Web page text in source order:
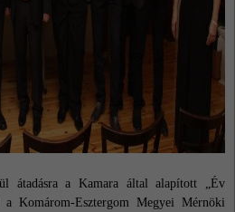
átadásra a Kamara által alapított „Év
a Komárom-Esztergom Megyei Mérnöki